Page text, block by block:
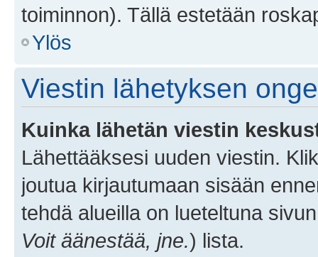
toiminnon). Tällä estetään
Ylös
Viestin lähetyksen
Kuinka lähetän viestin
Lähettääksesi uuden viestin.
joutua kirjautumaan sisään
tehdä alueilla on lueteltuna
Voit äänestää, jne.) lista.